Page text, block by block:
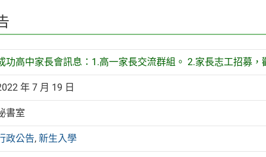
功高中家長會訊息：1.高一家長交流群組。 2.家長志工招募
年 7 月 19 日
書室
政公告,新生入學